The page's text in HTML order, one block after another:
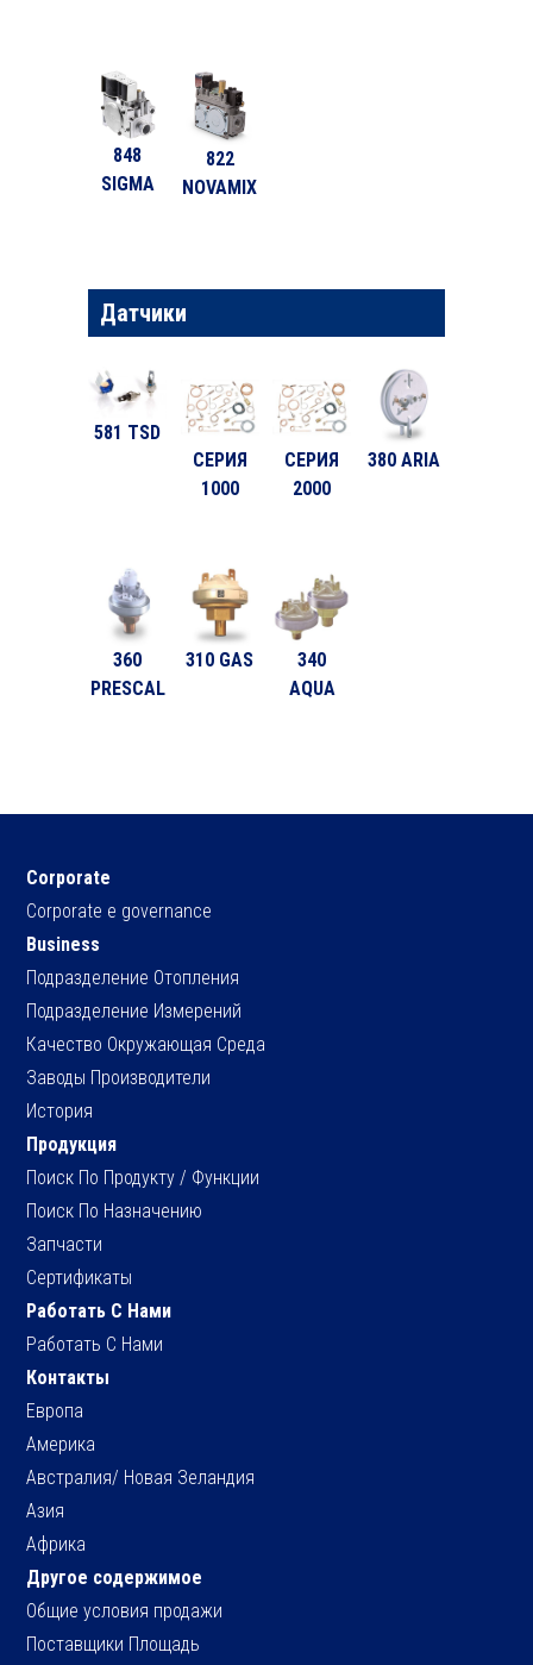
848
SIGMA
822
NOVAMIX
Датчики
581 TSD
СЕРИЯ
1000
СЕРИЯ
2000
380 ARIA
360
PRESCAL
310 GAS
340
AQUA
Corporate
Corporate e governance
Business
Подразделение Отопления
Подразделение Измерений
Качество Окружающая Среда
Заводы Производители
История
Продукция
Поиск По Продукту / Функции
Поиск По Назначению
Запчасти
Сертификаты
Работать С Нами
Работать С Нами
Контакты
Европа
Америка
Австралия/ Новая Зеландия
Азия
Африка
Другое содержимое
Общие условия продажи
Поставщики Площадь